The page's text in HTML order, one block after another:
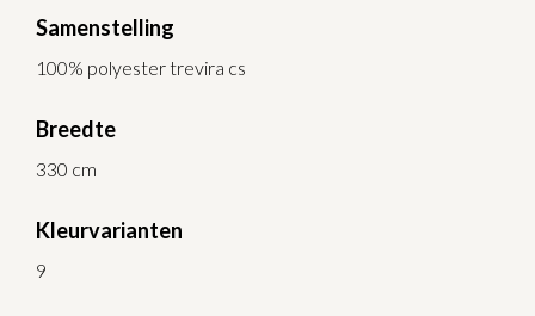
Samenstelling
100% polyester trevira cs
Breedte
330 cm
Kleurvarianten
9